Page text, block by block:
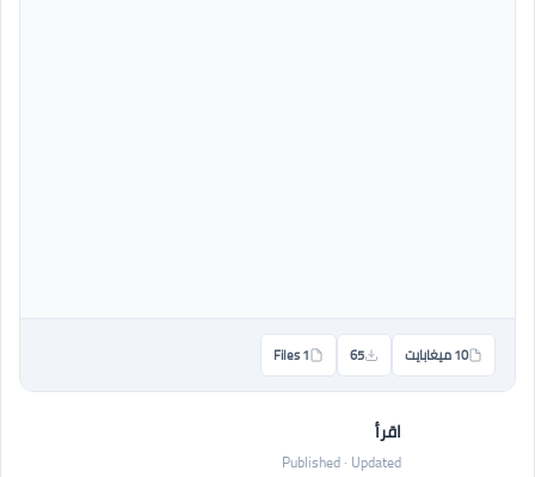
10 ميغابايت 65
1 Files
اقرأ
Published · Updated